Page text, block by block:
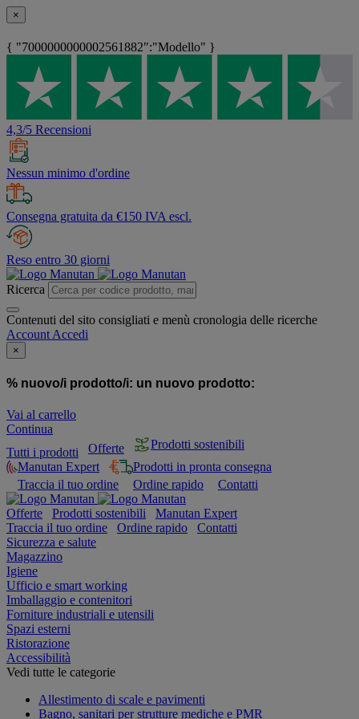
×
{ "7000000000002561882":"Modello" }
4,3/5 Recensioni
Nessun minimo d'ordine
Consegna gratuita da €150 IVA escl.
Reso entro 30 giorni
Ricerca
Contenuti del sito consigliati e menù cronologia delle ricerche
Account Accedi
×
% nuovo/i prodotto/i: un nuovo prodotto:
Vai al carrello
Continua
Tutti i prodotti
Offerte
Prodotti sostenibili
Manutan Expert
Prodotti in pronta consegna
Traccia il tuo ordine
Ordine rapido Contatti
Offerte Prodotti sostenibili
Manutan Expert
Traccia il tuo ordine
Ordine rapido
Contatti
Sicurezza e salute
Magazzino
Igiene
Ufficio e smart working
Imballaggio e contenitori
Forniture industriali e utensili
Spazi esterni
Ristorazione
Accessibilità
Vedi tutte le categorie
Allestimento di scale e pavimenti
Bagno, sanitari per strutture mediche e PMR